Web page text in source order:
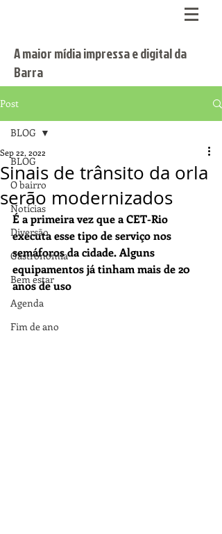
A maior mídia impressa e digital da
Barra
Post
BLOG
O bairro
Notícias
Diversão
Gastronomia
Bem estar
Agenda
Fim de ano
BLOG
Sinais de trânsito da orla
serão modernizados
Sep 22, 2022
É a primeira vez que a CET-Rio
executa esse tipo de serviço nos
semáforos da cidade. Alguns
equipamentos já tinham mais de 20
anos de uso